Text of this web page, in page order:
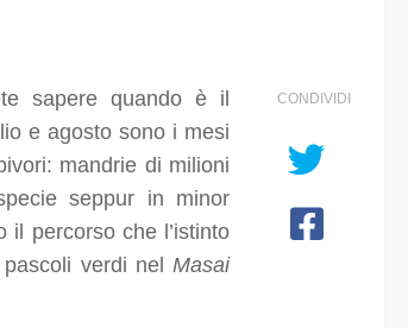
sapere quando è il
e agosto sono i mesi
mandrie di milioni
seppur in minor
il percorso che l’istinto
verdi nel Masai
CONDIVIDI